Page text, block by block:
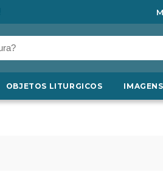
OBJETOS LITURGICOS